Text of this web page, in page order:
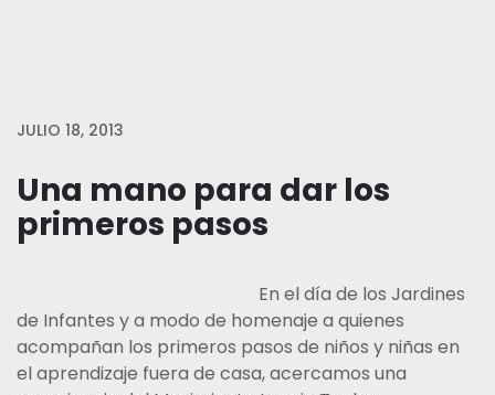
JULIO 18, 2013
Una mano para dar los
primeros pasos
En el día de los Jardines
de Infantes y a modo de homenaje a quienes
acompañan los primeros pasos de niños y niñas en
el aprendizaje fuera de casa, acercamos una